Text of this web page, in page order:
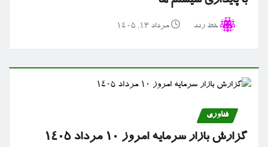
خط رند مرداد ۱۳, ۱۴۰۵
فناوری
گزارش بازار سرمایه امروز ۱۰ مرداد ۱۴۰۵